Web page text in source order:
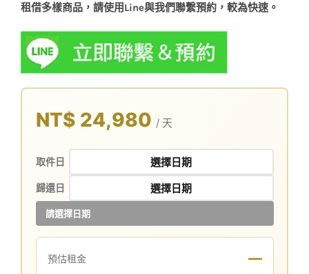
租借多樣商品，請使用Line與我們聯繫預約，較為快速。
NT$ 24,980 / 天
取件日
歸還日
請選擇日期
預估租金 —